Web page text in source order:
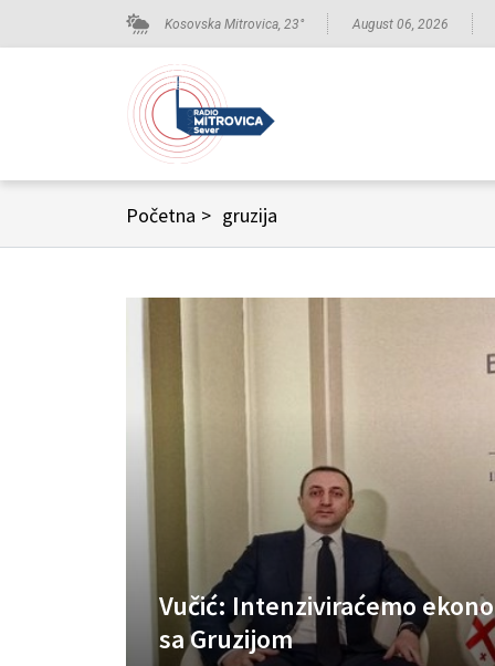
Kosovska Mitrovica, 23° August 06, 2026
Početna > gruzija
Vučić: Intenziviraćemo
sa Gruzijom